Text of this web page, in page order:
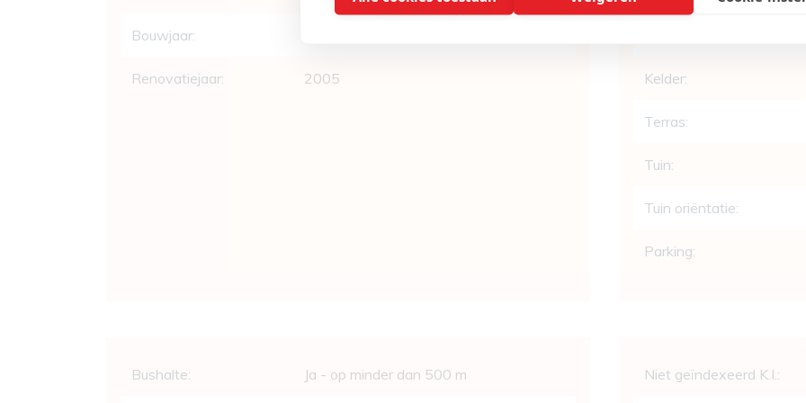
Bouwjaar:
Renovatiejaar: 2005 Kelder:
Terras:
Tuin:
Tuin oriëntatie:
Parking:
Comfort
Bushalte: Ja - op minder dan 500 m Wettelijke
Niet geïndexeerd K.I.: